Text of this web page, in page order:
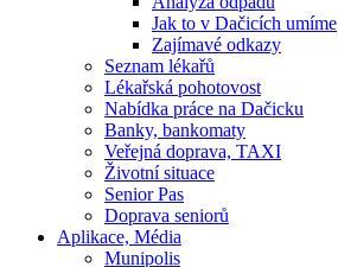
Jak to v Dačicích umíme
Zajímavé odkazy
Seznam lékařů
Lékařská pohotovost
Nabídka práce na Dačicku
Banky, bankomaty
Veřejná doprava, TAXI
Životní situace
Senior Pas
Doprava seniorů
Aplikace, Média
Munipolis